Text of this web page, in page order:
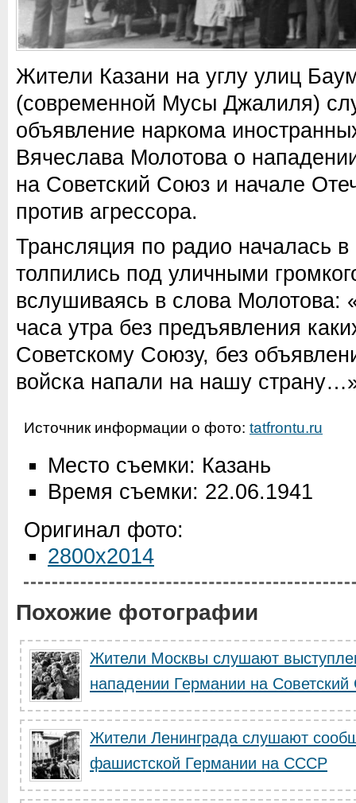
Жители Казани на углу улиц
(современной Мусы Джалиля)
объявление наркома
Вячеслава Молотова о
на Советский Союз и начале
против агрессора.
Трансляция по радио началась
толпились под уличными
вслушиваясь в слова Молотова:
часа утра без предъявления
Советскому Союзу, без
войска напали на нашу
Источник информации о фото: tatfrontu.ru
Место съемки: Казань
Время съемки: 22.06.1941
Оригинал фото:
2800x2014
Похожие фотографии
Жители Москвы слушают
нападении Германии на
Жители Ленинграда слушают
фашистской Германии на СССР